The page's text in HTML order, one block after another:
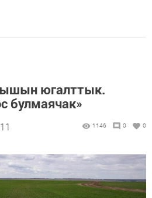
югалттык.
булмаячак»
1146 0 0